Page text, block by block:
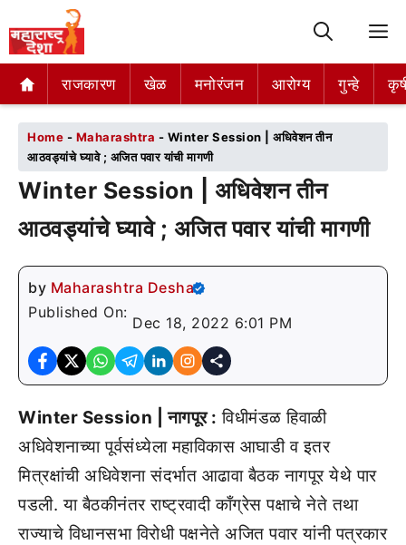
राजकारण खेळ मनोरंजन आरोग्य गुन्हे
राजकारण खेळ मनोरंजन आरोग्य गुन्हे
Home - Maharashtra - Winter Session | अधिवेशन तीन
आठवड्यांचे घ्यावे ; अजित पवार यांची मागणी
Winter Session | अधिवेशन तीन
आठवड्यांचे घ्यावे ; अजित पवार यांची मागणी
by Maharashtra Desha
Published On:
Dec 18, 2022 6:01 PM
Winter Session | नागपूर : विधीमंडळ हिवाळी
अधिवेशनाच्या पूर्वसंध्येला महाविकास आघाडी व इतर
मित्रक्षांची अधिवेशना संदर्भात आढावा बैठक नागपूर येथे पार
पडली. या बैठकीनंतर राष्ट्रवादी काँग्रेस पक्षाचे नेते तथा
राज्याचे विधानसभा विरोधी पक्षनेते अजित पवार यांनी पत्रकार